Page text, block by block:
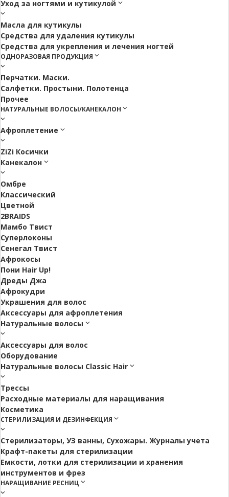
Уход за ногтями и кутикулой
Масла для кутикулы
Средства для удаления кутикулы
Средства для укрепления и лечения ногтей
ОДНОРАЗОВАЯ ПРОДУКЦИЯ
Перчатки. Маски.
Салфетки. Простыни. Полотенца
Прочее
НАТУРАЛЬНЫЕ ВОЛОСЫ/КАНЕКАЛОН
Афроплетение
ZiZi Косички
Канекалон
Омбре
Классический
Цветной
2BRAIDS
Мамбо Твист
Суперлоконы
Сенегал Твист
Афрокосы
Пони Hair Up!
Дреды Джа
Афрокудри
Украшения для волос
Аксессуары для афроплетения
Натуральные волосы
Аксессуары для волос
Оборудование
Натуральные волосы Classic Hair
Трессы
Расходные материалы для наращивания
Косметика
СТЕРИЛИЗАЦИЯ И ДЕЗИНФЕКЦИЯ
Стерилизаторы, УЗ ванны, Сухожары. Журналы учета
Крафт-пакеты для стерилизации
Емкости, лотки для стерилизации и хранения
инструментов и фрез
НАРАЩИВАНИЕ РЕСНИЦ